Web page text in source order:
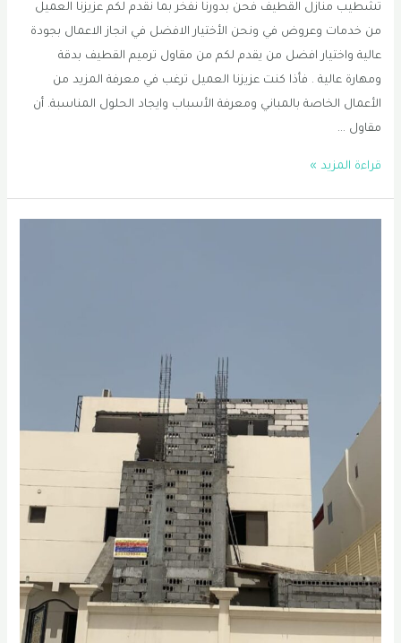
تشطيب منازل القطيف فحن بدورنا نفخر بما نقدم لكم عزيزنا العميل
من خدمات وعروض في ونحن الأختيار الافضل في انجاز الاعمال بجودة
عالية واختيار افضل من يقدم لكم من مقاول ترميم القطيف بدقة
ومهارة عالية . فأذا كنت عزيزنا العميل ترغب في معرفة المزيد من
الأعمال الخاصة بالمباني ومعرفة الأسباب وايجاد الحلول المناسبة. أن
مقاول …
تشطيب
الخبر
0556331035
قراءة المزيد »